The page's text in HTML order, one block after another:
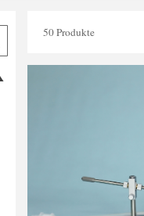
50Produkte